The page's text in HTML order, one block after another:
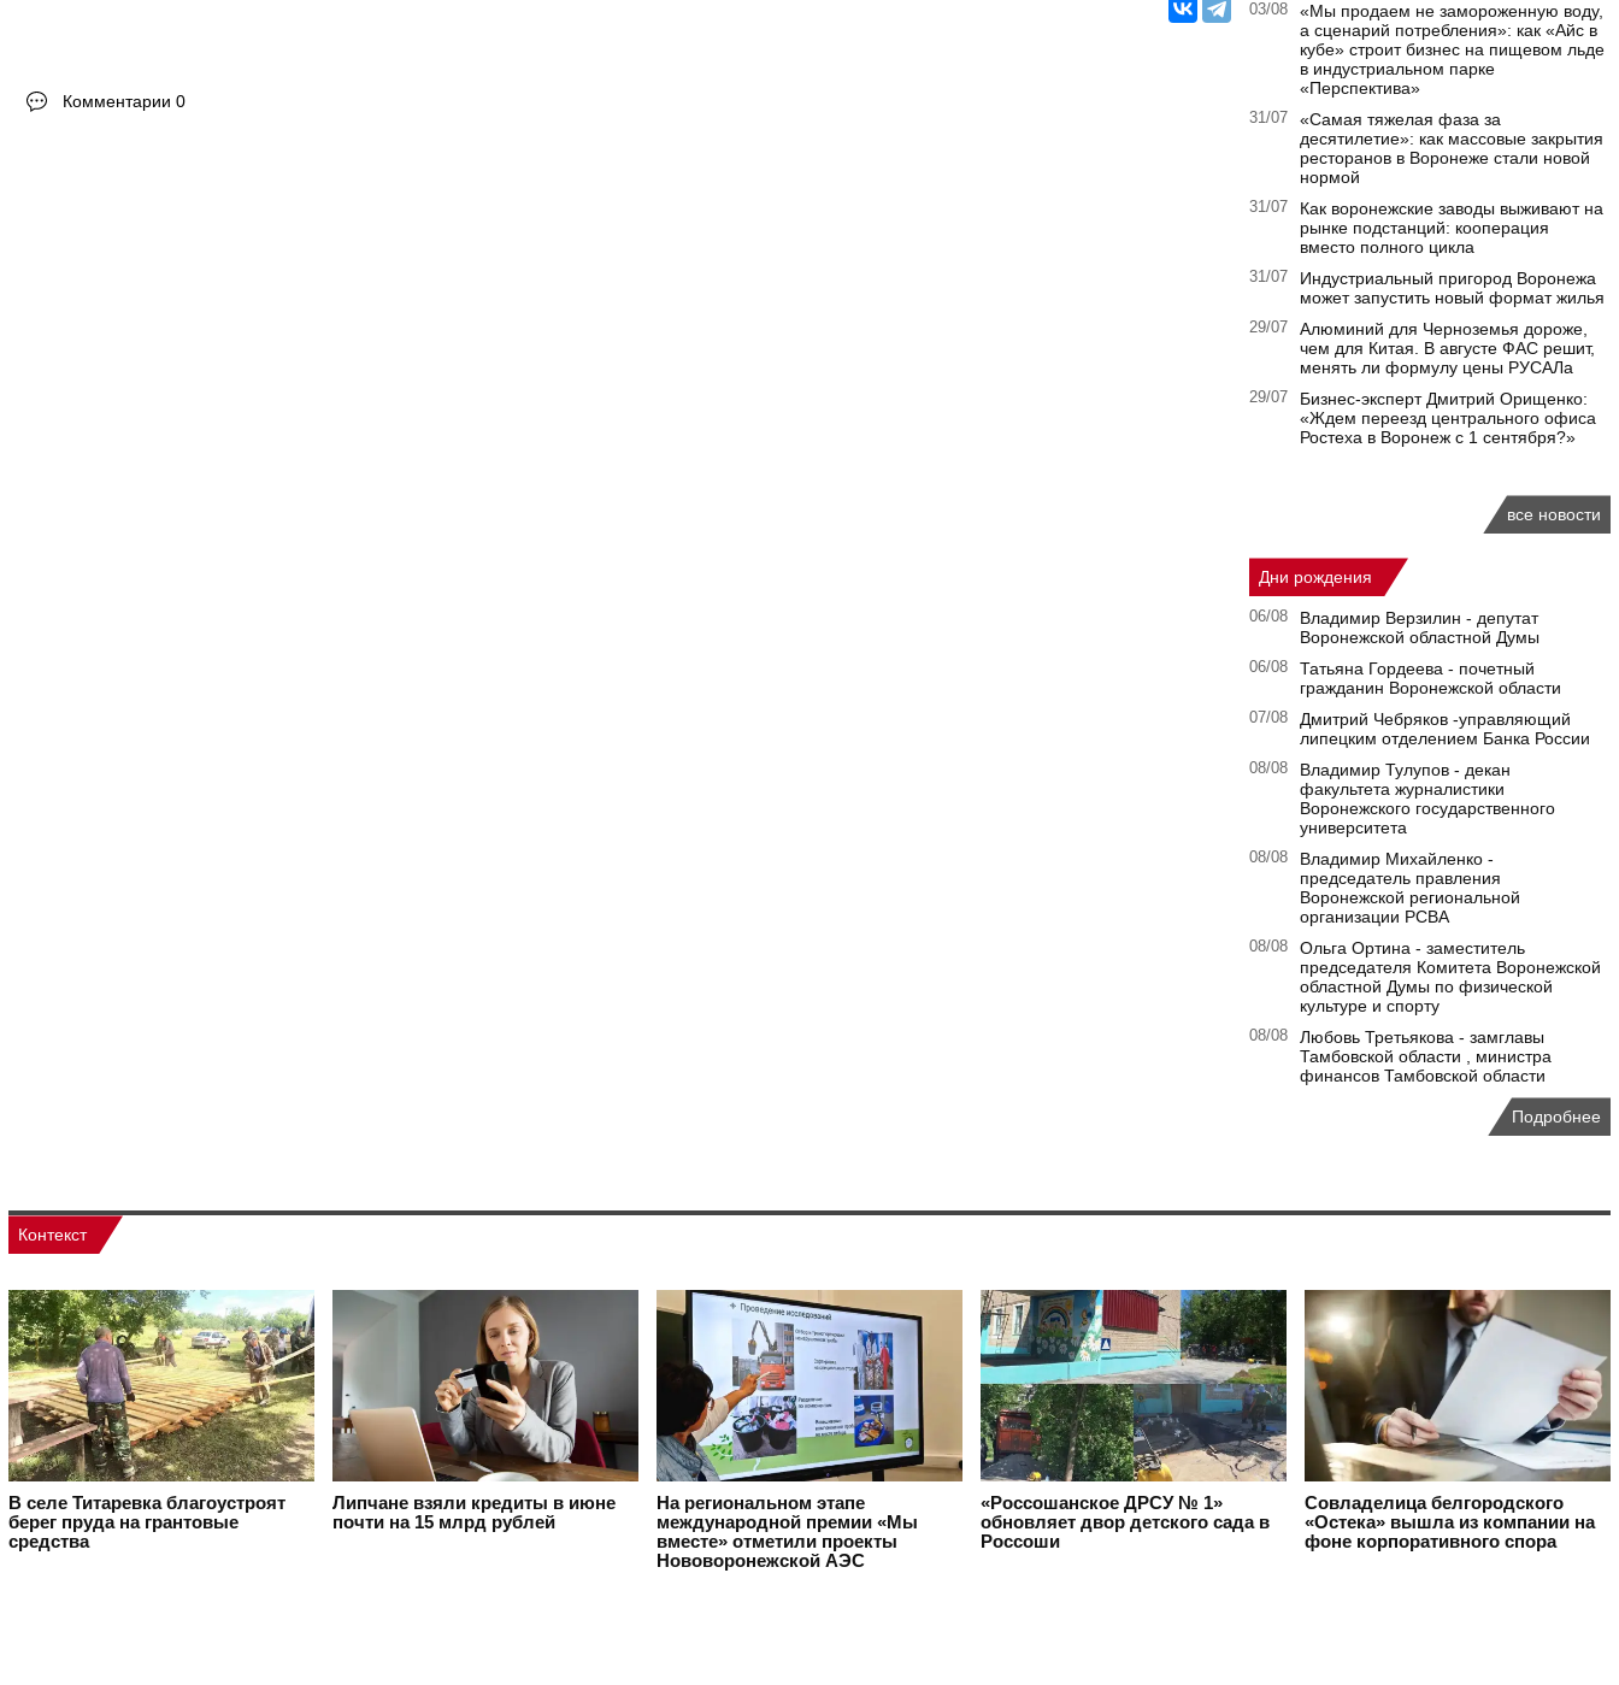
Комментарии 0
03/08
«Мы продаем не замороженную воду,
а сценарий потребления»: как «Айс в
кубе» строит бизнес на пищевом льде
в индустриальном парке
«Перспектива»
31/07
«Самая тяжелая фаза за
десятилетие»: как массовые закрытия
ресторанов в Воронеже стали новой
нормой
31/07
Как воронежские заводы выживают на
рынке подстанций: кооперация
вместо полного цикла
31/07
Индустриальный пригород Воронежа
может запустить новый формат жилья
29/07
Алюминий для Черноземья дороже,
чем для Китая. В августе ФАС решит,
менять ли формулу цены РУСАЛа
29/07
Бизнес-эксперт Дмитрий Орищенко:
«Ждем переезд центрального офиса
Ростеха в Воронеж с 1 сентября?»
все новости
Дни рождения
06/08
Владимир Верзилин - депутат
Воронежской областной Думы
06/08
Татьяна Гордеева - почетный
гражданин Воронежской области
07/08
Дмитрий Чебряков -управляющий
липецким отделением Банка России
08/08
Владимир Тулупов - декан
факультета журналистики
Воронежского государственного
университета
08/08
Владимир Михайленко -
председатель правления
Воронежской региональной
организации РСВА
08/08
Ольга Ортина - заместитель
председателя Комитета Воронежской
областной Думы по физической
культуре и спорту
08/08
Любовь Третьякова - замглавы
Тамбовской области , министра
финансов Тамбовской области
Подробнее
Контекст
В селе Титаревка благоустроят
берег пруда на грантовые
средства
Липчане взяли кредиты в июне
почти на 15 млрд рублей
На региональном этапе
международной премии «Мы
вместе» отметили проекты
Нововоронежской АЭС
«Россошанское ДРСУ № 1»
обновляет двор детского сада в
Россоши
Совладелица белгородского
«Остека» вышла из компании на
фоне корпоративного спора